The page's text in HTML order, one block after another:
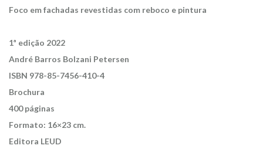
Foco em fachadas revestidas com reboco e pintura
1ª edição 2022
André Barros Bolzani Petersen
ISBN 978-85-7456-410-4
Brochura
400 páginas
Formato: 16×23 cm.
Editora LEUD